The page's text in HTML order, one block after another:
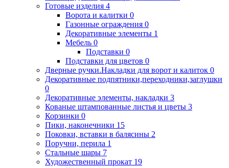
Готовые изделия 4
Ворота и калитки 0
Газонные ограждения 0
Декоративные элементы 1
Мебель 0
Подставки 0
Подставки для цветов 0
Дверные ручки.Накладки для ворот и калиток 0
Декоративные подпятники,переходники,заглушки
0
Декоративные элементы, накладки 3
Кованые штампованные листья и цветы 3
Корзинки 0
Пики, наконечники 15
Поковки, вставки в балясины 2
Поручни, перила 1
Стальные шары 7
Художественный прокат 19